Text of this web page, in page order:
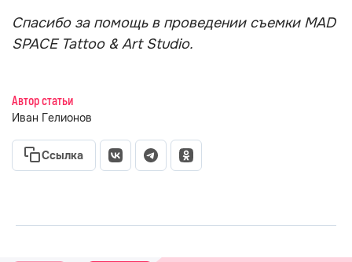
Спасибо за помощь в проведении съемки MAD
SPACE Tattoo & Art Studio.
Автор статьи
Иван Гелионов
Ссылка